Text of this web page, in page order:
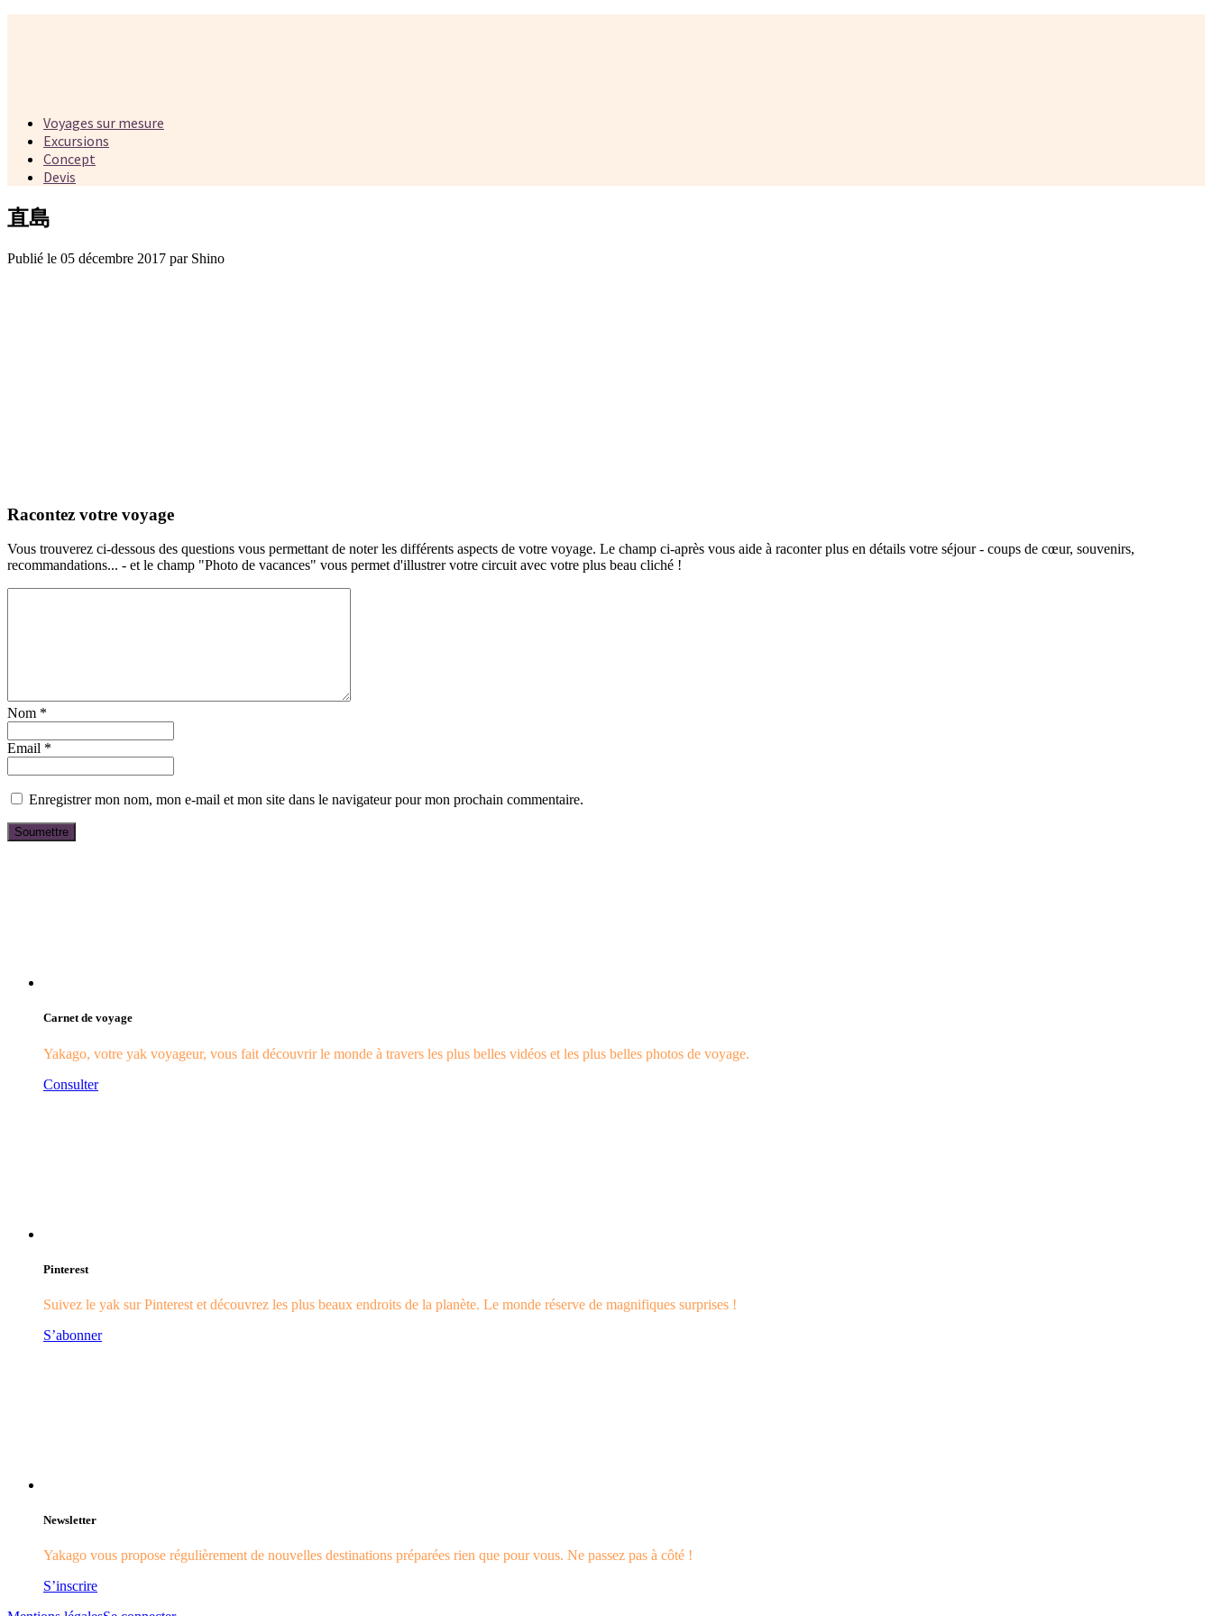
Voyages sur mesure
Excursions
Concept
Devis
直島
Publié le 05 décembre 2017 par Shino
Racontez votre voyage
Vous trouverez ci-dessous des questions vous permettant de noter les différents aspects de votre voyage. Le champ ci-après vous aide à raconter plus en détails votre séjour - coups de cœur, souvenirs,
recommandations... - et le champ "Photo de vacances" vous permet d'illustrer votre circuit avec votre plus beau cliché !
Nom *
Email *
Enregistrer mon nom, mon e-mail et mon site dans le navigateur pour mon prochain commentaire.
Carnet de voyage
Yakago, votre yak voyageur, vous fait découvrir le monde à travers les plus belles vidéos et les plus belles photos de voyage.
Consulter
Pinterest
Suivez le yak sur Pinterest et découvrez les plus beaux endroits de la planète. Le monde réserve de magnifiques surprises !
S’abonner
Newsletter
Yakago vous propose régulièrement de nouvelles destinations préparées rien que pour vous. Ne passez pas à côté !
S’inscrire